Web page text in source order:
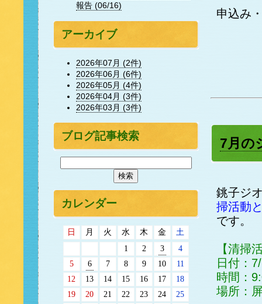
申込み
7月の
銚子ジ
掃活動
です。
【清掃
日付：
時間：
場所：
報告 (06/16)
アーカイブ
2026年07月 (2件)
2026年06月 (6件)
2026年05月 (4件)
2026年04月 (3件)
2026年03月 (3件)
ブログ記事検索
カレンダー
日 月 火 水 木 金
土
1
2 3
4
5
6 7 8 9 10
11
12
13 14 15 16 17
18
19
20 21 22 23 24
25